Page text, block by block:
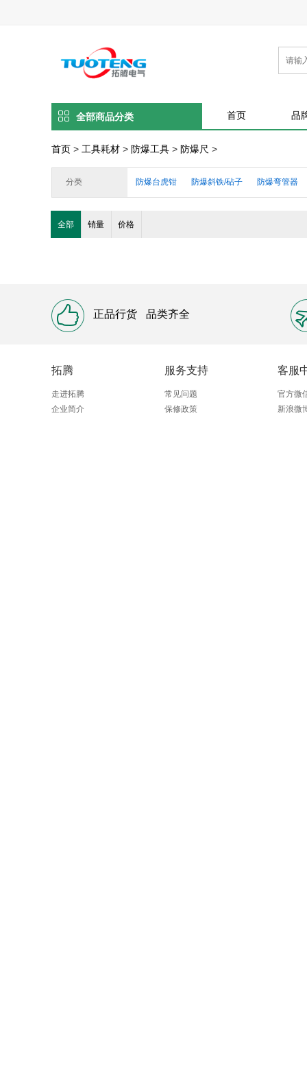
全部商品分类 首页 品
首页 > 工具耗材 > 防爆工具 > 防爆尺 >
分类 防爆台虎钳 防爆斜铁/砧子 防爆弯管器
防爆铲车
防爆镐/防爆斧
全部 销量 价格
正品行货 品类齐全
拓腾
走进拓腾
企业简介
服务支持
常见问题
保修政策
客服
官方微
新浪微